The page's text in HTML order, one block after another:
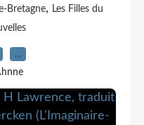
Bretagne, Les Filles du
…